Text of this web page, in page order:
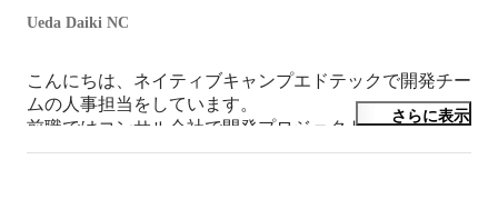
Ueda Daiki NC
こんにちは、ネイティブキャンプエドテックで開発チー
ムの人事担当をしています。
前職ではコンサル会社で開発プロジェクトに関わり、そ
の後、英語力を伸ばしたくてフィリピンへ飛び込みまし
さらに表示